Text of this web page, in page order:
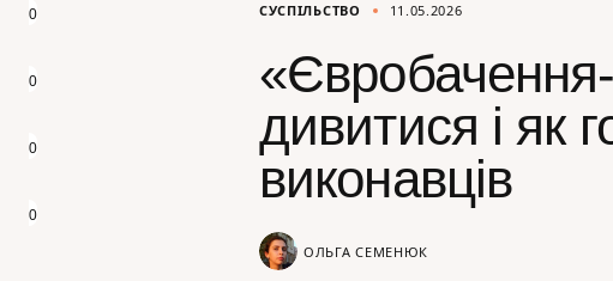
СУСПІЛЬСТВО 11.05.2026
дивитися і як
виконавців
ОЛЬГА СЕМЕНЮК
0
0
0
0